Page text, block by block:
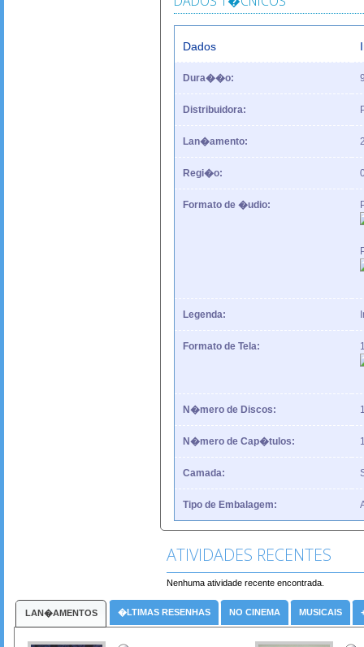
Dados
Dura��o:
Distribuidora:
Lan�amento:
Regi�o:
Formato de �udio:
Legenda:
Formato de Tela:
N�mero de Discos:
N�mero de Cap�tulos:
Camada:
Tipo de Embalagem:
ATIVIDADES RECENTES
Nenhuma atividade recente encontrada.
LAN�AMENTOS �LTIMAS RESENHAS NO CINEMA MUSICAIS